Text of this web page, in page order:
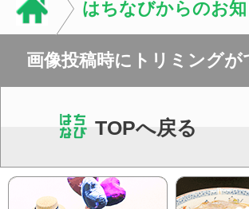
はちなびからのお
画像投稿時にトリミング
TOPへ戻る